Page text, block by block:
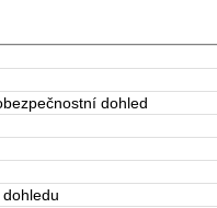
dohled